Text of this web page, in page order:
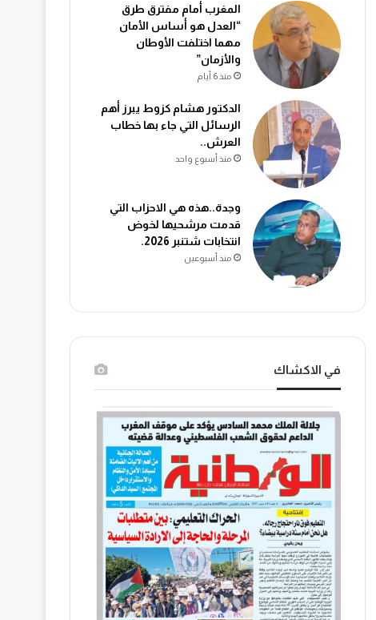
المغرب أمام مفترق طرق
“العدل هو أساس الأمان
مهما اختلفت الأوطان
والأزمان”
منذ 6 أيام
الدكتور هشام كزوط يبرز أهم
الرسائل التي جاء بها خطاب
العرش..
منذ أسبوع واحد
وجدة..هذه هي الاحزاب التي
قدمت مرشحيها لخوض
انتخابات شتنبر 2026.
منذ أسبوعين
في الاكشاك